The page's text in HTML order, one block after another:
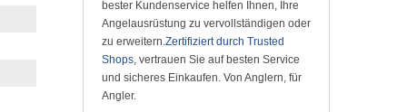
bester Kundenservice helfen Ihnen, Ihre
Angelausrüstung zu vervollständigen oder
zu erweitern.Zertifiziert durch Trusted
Shops, vertrauen Sie auf besten Service
und sicheres Einkaufen. Von Anglern, für
Angler.